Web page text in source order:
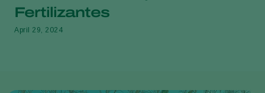
Fertilizantes
April 29, 2024